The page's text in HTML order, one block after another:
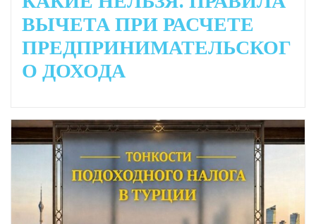
ВЫЧЕТА ПРИ РАСЧЕТЕ
ПРЕДПРИНИМАТЕЛЬСКОГ
О ДОХОДА